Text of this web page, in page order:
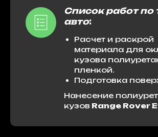
Список работ по
авто:
Расчет и раскрой
материала для
кузова
пленкой.
Подготовка
Нанесение
кузов Range Rover